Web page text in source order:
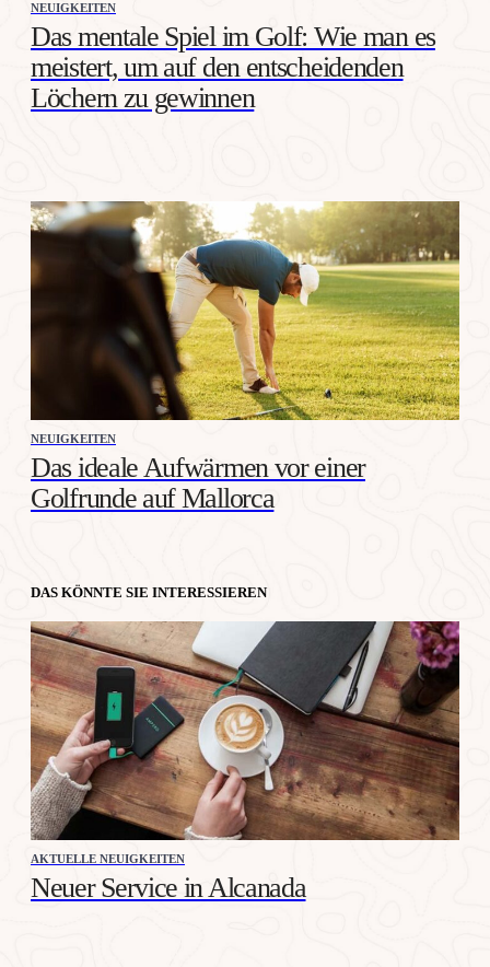
NEUIGKEITEN
Das mentale Spiel im Golf: Wie man es
meistert, um auf den entscheidenden
Löchern zu gewinnen
NEUIGKEITEN
Das ideale Aufwärmen vor einer
Golfrunde auf Mallorca
DAS KÖNNTE SIE INTERESSIEREN
AKTUELLE NEUIGKEITEN
Neuer Service in Alcanada